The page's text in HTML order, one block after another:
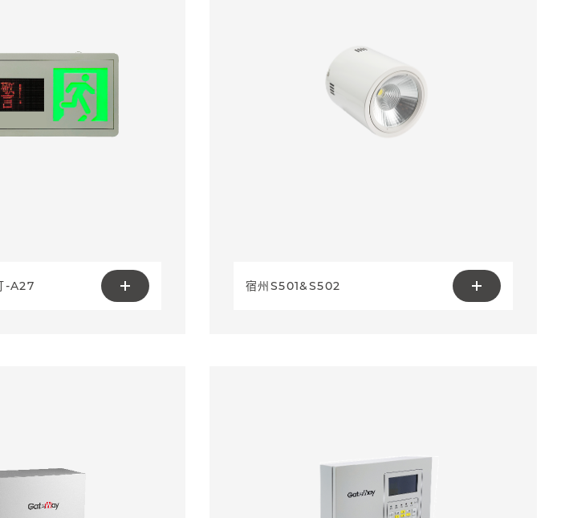
-A27 宿州S501&S502